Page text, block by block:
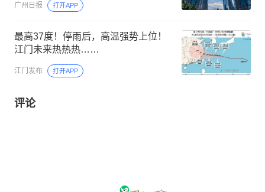
广州日报 打开APP
最高37度！停雨后，高温强势上位！
江门未来热热热……
江门发布 打开APP
评论